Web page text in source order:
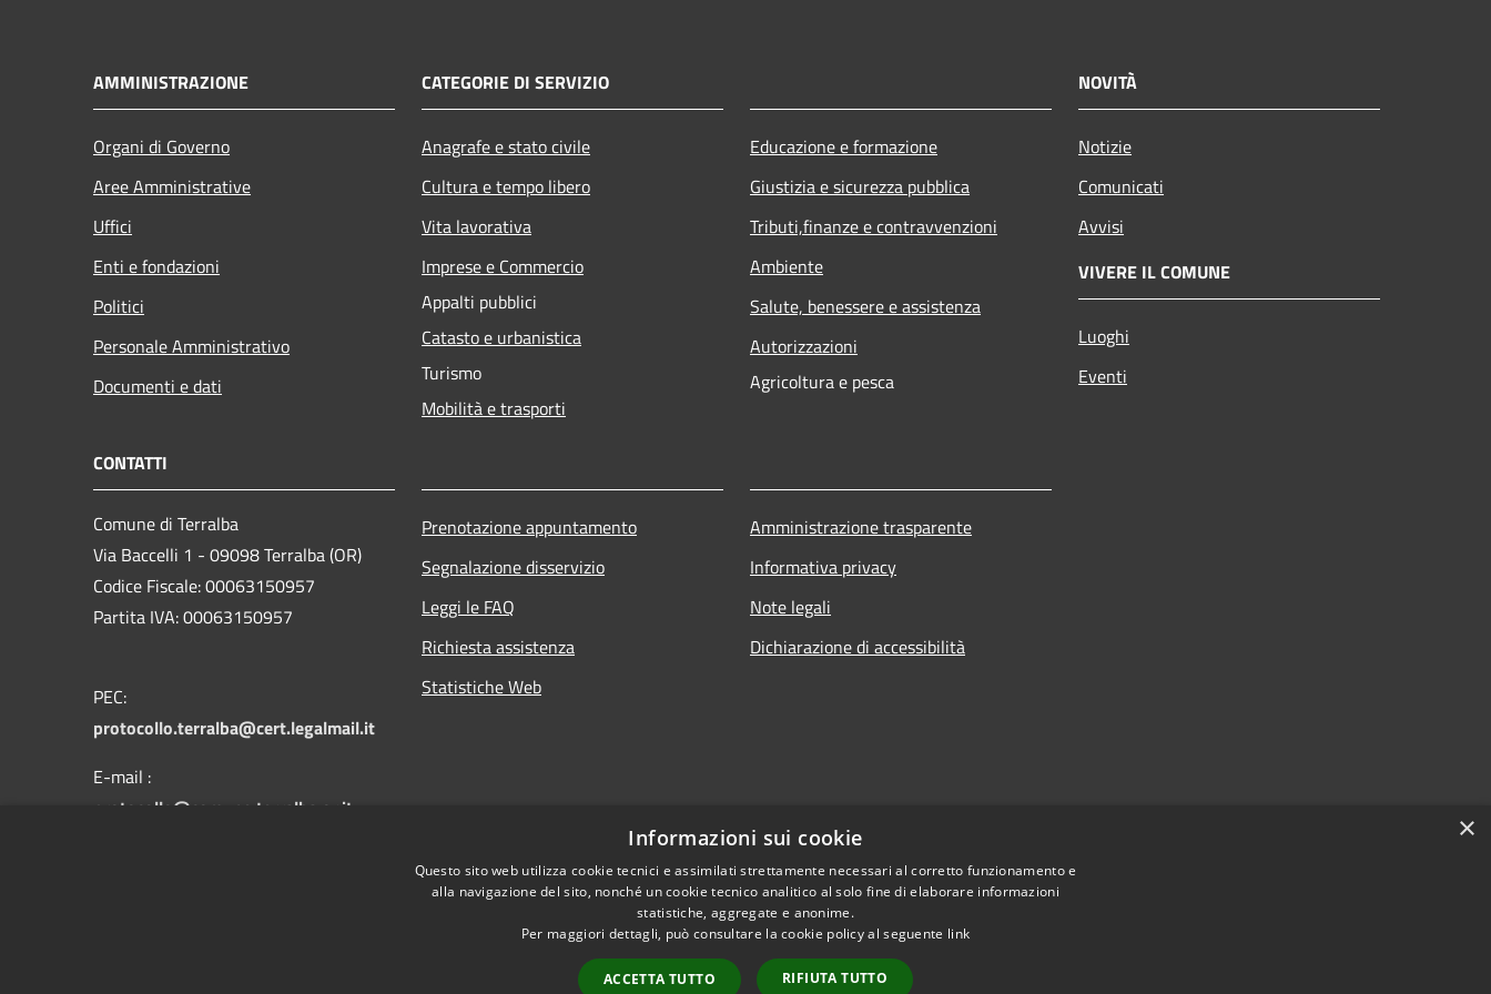
AMMINISTRAZIONE
Organi di Governo
Aree Amministrative
Uffici
Enti e fondazioni
Politici
Personale Amministrativo
Documenti e dati
CATEGORIE DI SERVIZIO
Anagrafe e stato civile
Cultura e tempo libero
Vita lavorativa
Imprese e Commercio
Appalti pubblici
Catasto e urbanistica
Turismo
Mobilità e trasporti
Educazione e formazione
Giustizia e sicurezza pubblica
Tributi,finanze e contravvenzioni
Ambiente
Salute, benessere e assistenza
Autorizzazioni
Agricoltura e pesca
NOVITÀ
Notizie
Comunicati
Avvisi
VIVERE IL COMUNE
Luoghi
Eventi
CONTATTI
Comune di Terralba
Via Baccelli 1 - 09098 Terralba (OR)
Codice Fiscale: 00063150957
Partita IVA: 00063150957
PEC:
protocollo.terralba@cert.legalmail.it
E-mail :
protocollo@comune.terralba.or.it
Prenotazione appuntamento
Segnalazione disservizio
Leggi le FAQ
Richiesta assistenza
Statistiche Web
Amministrazione trasparente
Informativa privacy
Note legali
Dichiarazione di accessibilità
×
Informazioni sui cookie
Questo sito web utilizza cookie tecnici e assimilati strettamente necessari al corretto funzionamento e
alla navigazione del sito, nonché un cookie tecnico analitico al solo fine di elaborare informazioni
statistiche, aggregate e anonime.
Per maggiori dettagli, può consultare la cookie policy al seguente link
ACCETTA TUTTO RIFIUTA TUTTO